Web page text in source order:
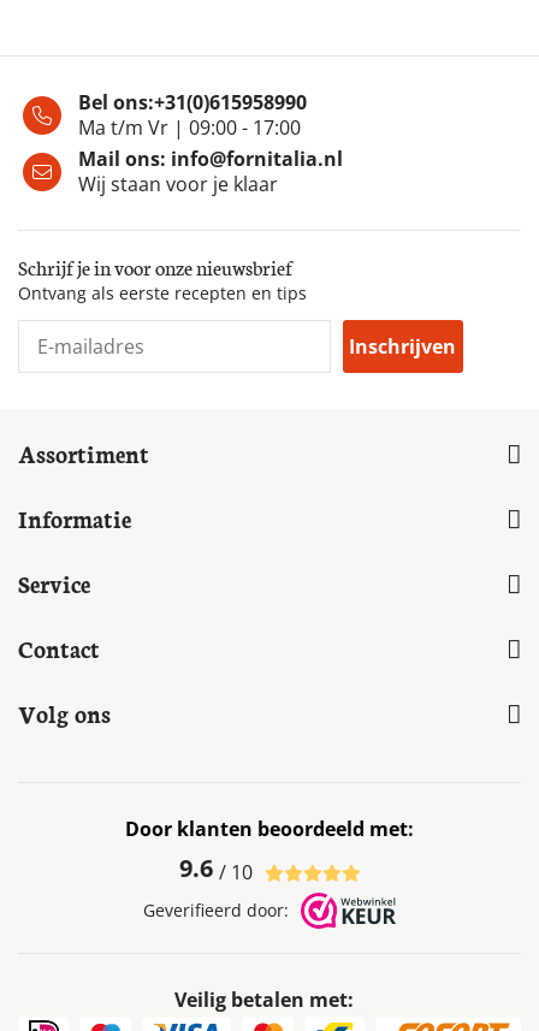
Bel ons:+31(0)615958990
Ma t/m Vr | 09:00 - 17:00
Mail ons: info@fornitalia.nl
Wij staan voor je klaar
Schrijf je in voor onze nieuwsbrief
Ontvang als eerste recepten en tips
Inschrijven
Assortiment
Informatie
Service
Contact
Volg ons
Door klanten beoordeeld met:
9.6 / 10
Geverifieerd door:
Veilig betalen met: